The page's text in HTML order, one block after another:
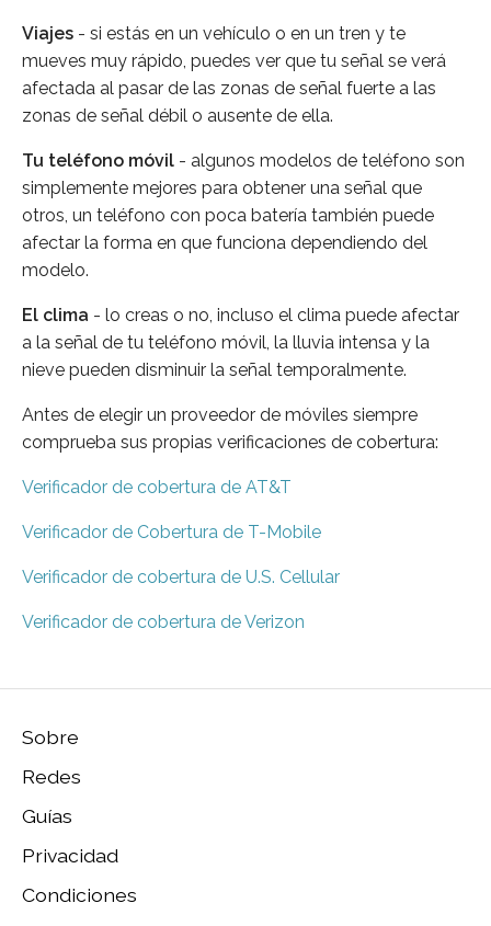
Viajes - si estás en un vehículo o en un tren y te
mueves muy rápido, puedes ver que tu señal se verá
afectada al pasar de las zonas de señal fuerte a las
zonas de señal débil o ausente de ella.
Tu teléfono móvil - algunos modelos de teléfono son
simplemente mejores para obtener una señal que
otros, un teléfono con poca batería también puede
afectar la forma en que funciona dependiendo del
modelo.
El clima - lo creas o no, incluso el clima puede afectar
a la señal de tu teléfono móvil, la lluvia intensa y la
nieve pueden disminuir la señal temporalmente.
Antes de elegir un proveedor de móviles siempre
comprueba sus propias verificaciones de cobertura:
Verificador de cobertura de AT&T
Verificador de Cobertura de T-Mobile
Verificador de cobertura de U.S. Cellular
Verificador de cobertura de Verizon
Sobre
Redes
Guías
Privacidad
Condiciones